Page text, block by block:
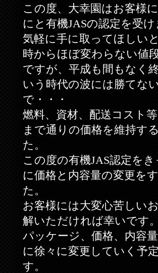
この度、大幸園はお客様
にと有機JASの認定を
気軽に手に取ってほしい
時からほぼ変わらない値
ですが、平成も間もなく
いう時代の波には勝てな
で
燃料、資材、配送コスト
まで通りの価格を維持す
この度の有機JAS認定を
に価格と内容量の変更を
お客様には大変心苦しい
解いただければ幸いです。
パッケージ、価格、内容
に徐々に変更していく予
す。